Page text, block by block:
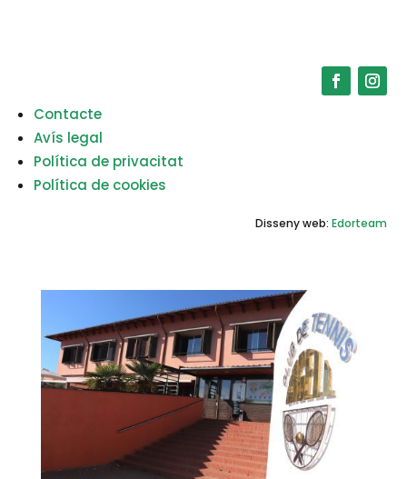
Contacte
Avís legal
Política de privacitat
Política de cookies
Disseny web: Edorteam